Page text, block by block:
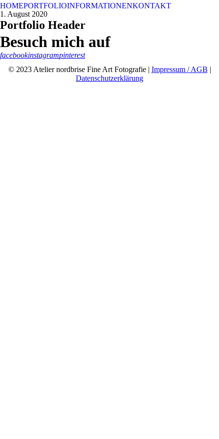
HOMEPORTFOLIOINFORMATIONENKONTAKT
1. August 2020
Portfolio Header
Besuch mich auf
facebookinstagrampinterest
© 2023 Atelier nordbrise Fine Art Fotografie | Impressum / AGB |
Datenschutzerklärung